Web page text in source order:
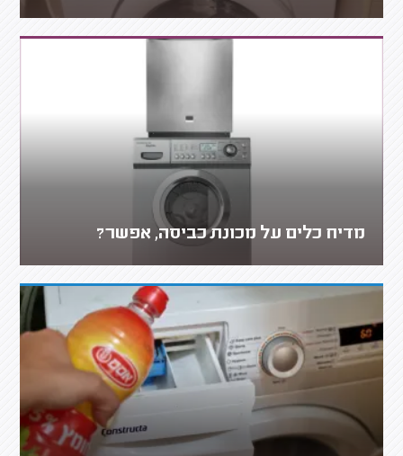
מדיח כלים על מכונת כביסה, אפשר?